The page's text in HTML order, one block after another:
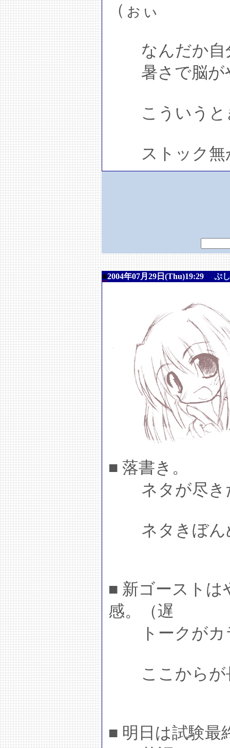
（ぉぃ
なんだか自
暑さで脳が
こういうと
ストック無
■2004年07月29日(Thu)19:29 ぷ
■ 落書き。
ネタが尽き
ネタきぼん
■ 新ゴーストは
感。（遅
トークがカ
ここからが
■ 明日は試験最